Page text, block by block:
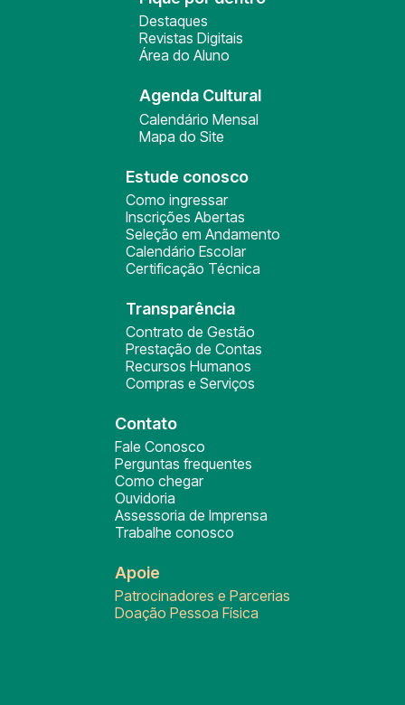
Destaques
Revistas Digitais
Área do Aluno
Agenda Cultural
Calendário Mensal
Mapa do Site
Estude conosco
Como ingressar
Inscrições Abertas
Seleção em Andamento
Calendário Escolar
Certificação Técnica
Transparência
Contrato de Gestão
Prestação de Contas
Recursos Humanos
Compras e Serviços
Contato
Fale Conosco
Perguntas frequentes
Como chegar
Ouvidoria
Assessoria de Imprensa
Trabalhe conosco
Apoie
Patrocinadores e Parcerias
Doação Pessoa Física